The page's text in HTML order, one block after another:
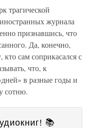
трагической
журнала
признавшись, что
Да, конечно,
кто сам соприкасался с
что, к
в разные годы и
сотню.
📚